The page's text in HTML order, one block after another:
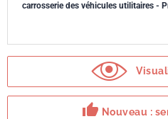
carrosserie des véhicules utilitaires -
thumb_up Nouveau :